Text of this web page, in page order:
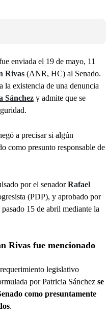
enviada el 19 de mayo, 11
Rivas (ANR, HC) al Senado.
existencia de una denuncia
Sánchez y admite que se
a precisar si algún
como presunto responsable de
por el senador Rafael
(PDP), y aprobado por
15 de abril mediante la
Rivas fue mencionado
legislativo
por Patricia Sánchez se
como presuntamente
.